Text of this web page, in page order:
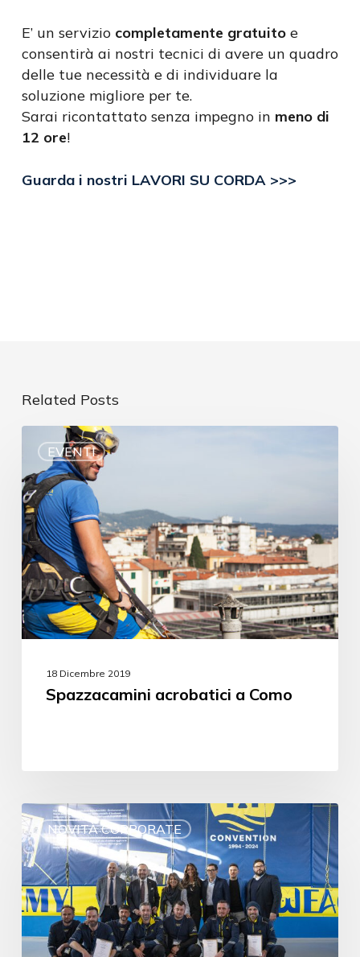
E’ un servizio completamente gratuitoe
consentirà ai nostri tecnici di avere un quadro
delle tue necessità e di individuare la
soluzione migliore per te.
Sarai ricontattato senza impegno in meno di
12 ore!
Guarda i nostri LAVORI SU CORDA >>>
Related Posts
EVENTI
18 Dicembre 2019
Spazzacamini acrobatici a Como
NOVITÀ CORPORATE